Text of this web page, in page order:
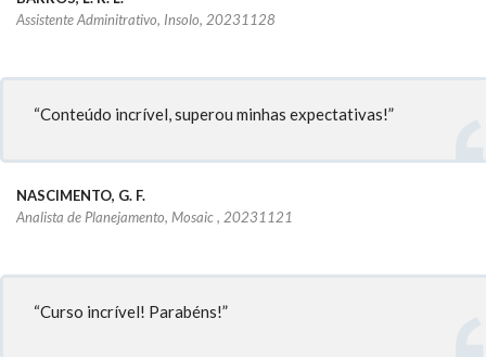
Assistente Adminitrativo, Insolo, 20231128
“Conteúdo incrível, superou minhas expectativas!”
NASCIMENTO, G. F.
Analista de Planejamento, Mosaic , 20231121
“Curso incrível! Parabéns!”